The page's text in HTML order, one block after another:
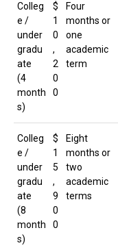
Colleg
e /
under
gradu
ate
(4
month
s)
$
1
0
,
2
0
0
Four
months or
one
academic
term
Colleg
e /
under
gradu
ate
(8
month
s)
$
1
5
,
9
0
0
Eight
months or
two
academic
terms